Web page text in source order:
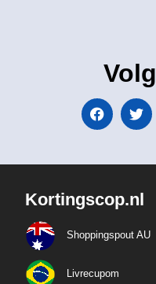
Volg
Kortingscop.nl
Shoppingspout AU
Livrecupom